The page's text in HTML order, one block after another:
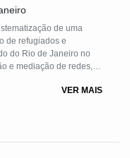
de uma
de refugiados e
do Rio de Janeiro no
e mediação de redes, a
recomeços, oferecendo
como montar o currículo,
VER MAIS